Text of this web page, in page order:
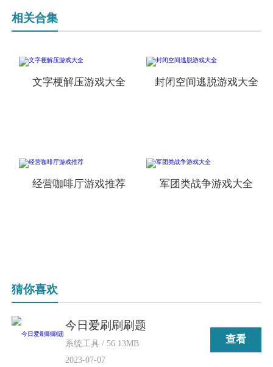
相关合集
文字梗解压游戏大全 封闭空间逃脱游戏大全
经营咖啡厅游戏推荐 军团类战争游戏大全
猜你喜欢
今日爱刷刷刷题
系统工具 / 56.13MB
2023-07-07
查看